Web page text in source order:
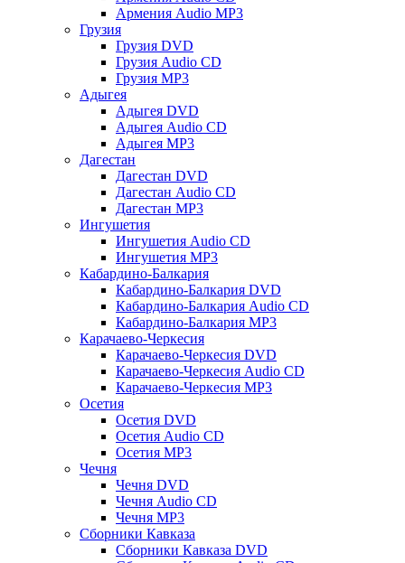
Армения Audio MP3
Грузия
Грузия DVD
Грузия Audio CD
Грузия MP3
Адыгея
Адыгея DVD
Адыгея Audio CD
Адыгея MP3
Дагестан
Дагестан DVD
Дагестан Audio CD
Дагестан MP3
Ингушетия
Ингушетия Audio CD
Ингушетия MP3
Кабардино-Балкария
Кабардино-Балкария DVD
Кабардино-Балкария Audio CD
Кабардино-Балкария MP3
Карачаево-Черкесия
Карачаево-Черкесия DVD
Карачаево-Черкесия Audio CD
Карачаево-Черкесия MP3
Осетия
Осетия DVD
Осетия Audio CD
Осетия MP3
Чечня
Чечня DVD
Чечня Audio CD
Чечня MP3
Сборники Кавказа
Сборники Кавказа DVD